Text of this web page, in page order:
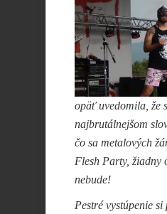
opäť uvedomila, že
najbrutálnejšom
čo sa metalových
Flesh Party, žiadny
nebude!
Pestré vystúpenie